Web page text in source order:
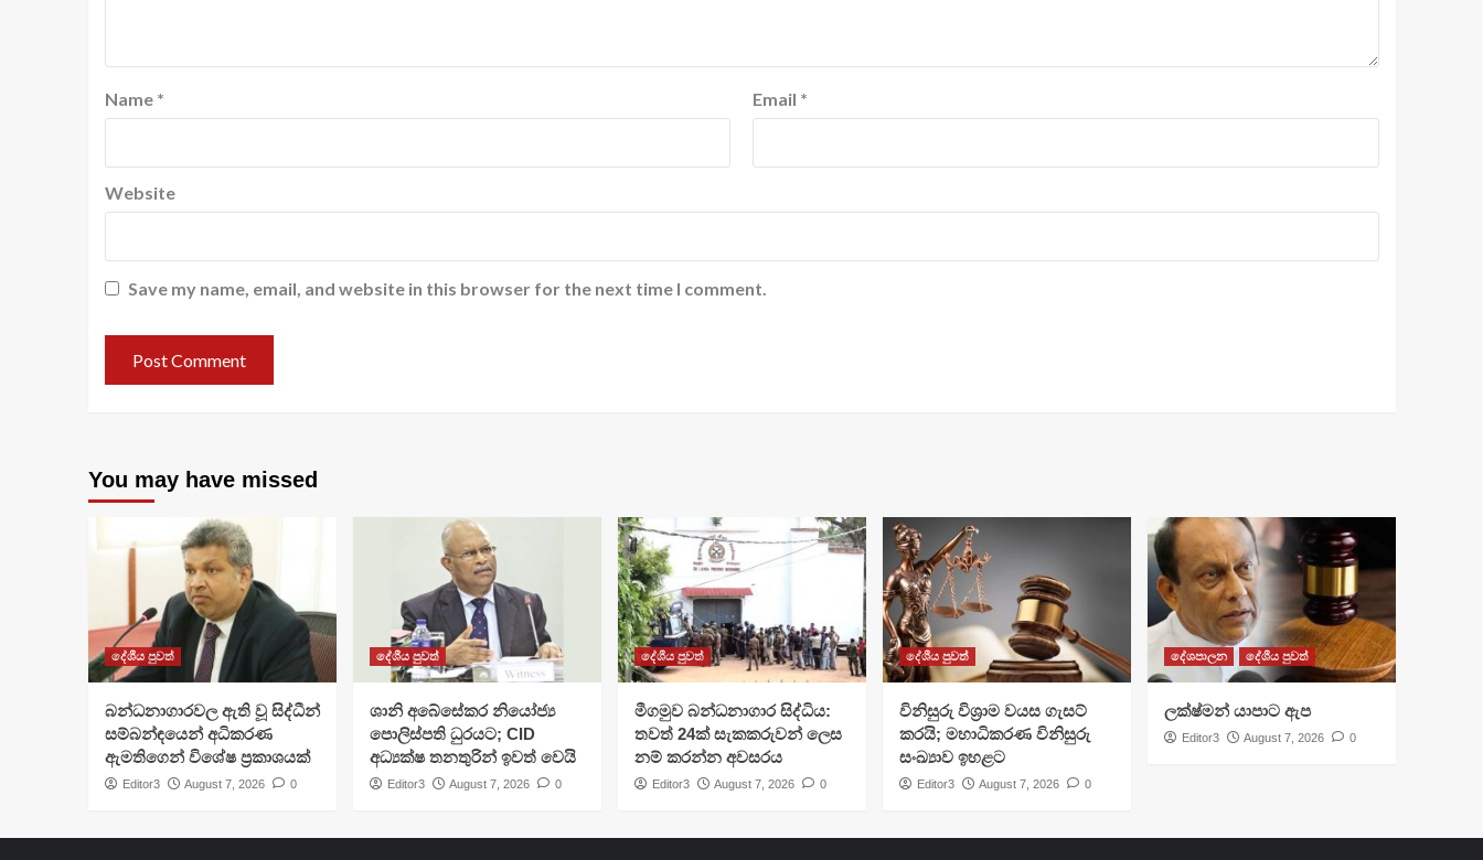
Name * Email *
Website
Save my name, email, and website in this browser for the next time I comment.
You may have missed
දේශීය පුවත්
බන්ධනාගාරවල ඇති වූ සිද්ධීන්
සම්බන්ඳයෙන් අධිකරණ
ඇමතිගෙන් විශේෂ ප්‍රකාශයක්
Editor3 August 7, 2026 0
දේශීය පුවත්
ශානි අබේසේකර නියෝජ්‍ය
පොලිස්පති ධුරයට; CID
අධ්‍යක්ෂ තනතුරින් ඉවත් වෙයි
Editor3 August 7, 2026 0
දේශීය පුවත්
මීගමුව බන්ධනාගාර සිද්ධිය:
තවත් 24ක් සැකකරුවන් ලෙස
නම් කරන්න අවසරය
Editor3 August 7, 2026 0
දේශීය පුවත්
විනිසුරු විශ්‍රාම වයස ගැසට්
කරයි; මහාධිකරණ විනිසුරු
සංඛ්‍යාව ඉහළට
Editor3 August 7, 2026 0
දේශපාලන දේශීය පුවත්
ලක්ෂ්මන් යාපාට ඇප
Editor3 August 7, 2026 0